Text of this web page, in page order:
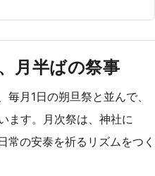
月半ばの祭事
毎月1日の朔旦祭と並んで、
ます。月次祭は、神社に
常の安泰を祈るリズムをつく